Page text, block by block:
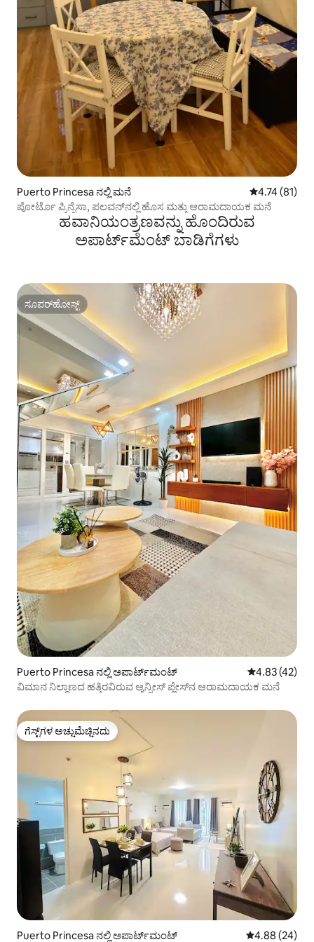
Puerto Princesa ನಲ್ಲಿ ಮನೆ 5 ರಲ್ಲಿ 4.74
4.74 (81)
ಪೋರ್ಟೊ ಪ್ರಿನ್ಸೆಸಾ, ಪಲವನ್‌ನಲ್ಲಿ ಹೊಸ ಮತ್ತು ಆರಾಮದಾಯಕ ಮನೆ
ಹವಾನಿಯಂತ್ರಣವನ್ನು ಹೊಂದಿರುವ
ಅಪಾರ್ಟ್‌ಮೆಂಟ್‌ ಬಾಡಿಗೆಗಳು
ಸೂಪರ್‌ಹೋಸ್ಟ್
ಸೂಪರ್‌ಹೋಸ್ಟ್
Puerto Princesa ನಲ್ಲಿ ಅಪಾರ್ಟ್‌ಮಂಟ್ 5 ರಲ್ಲಿ 4.83
4.83 (42)
ವಿಮಾನ ನಿಲ್ದಾಣದ ಹತ್ತಿರವಿರುವ ಆ್ಯನ್ನೀಸ್ ಪ್ಲೇಸ್‌ನ ಆರಾಮದಾಯಕ ಮನೆ
ಗೆಸ್ಟ್‌ಗಳ ಅಚ್ಚುಮೆಚ್ಚಿನದು
ಗೆಸ್ಟ್‌ಗಳ ಅಚ್ಚುಮೆಚ್ಚಿನದು
Puerto Princesa ನಲ್ಲಿ ಅಪಾರ್ಟ್‌ಮಂಟ್ 5 ರಲ್ಲಿ 4.88
4.88 (24)